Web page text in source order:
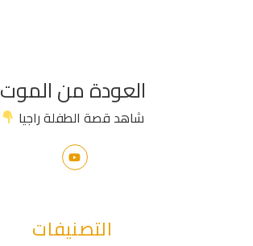
العودة من الموت
شاهد قصة الطفلة راجيا
التصنيفات